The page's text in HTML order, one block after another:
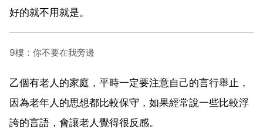
好的就不用就是。
9樓：你不要在我旁邊
乙個有老人的家庭，平時一定要注意自己的言行舉止，
因為老年人的思想都比較保守，如果經常說一些比較浮
誇的言語，會讓老人覺得很反感。